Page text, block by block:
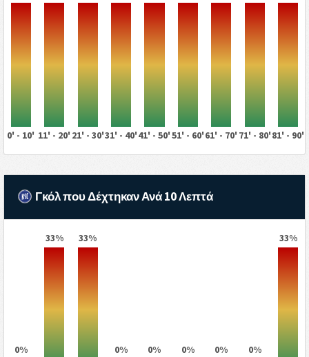
0' - 10' 11' - 20' 21' - 30'31' - 40'41' - 50'51' - 60'61' - 70' 71' - 80'81' - 90'
Γκόλ που Δέχτηκαν Ανά 10 Λεπτά
0%
33% 33%
0% 0% 0% 0% 0%
33%